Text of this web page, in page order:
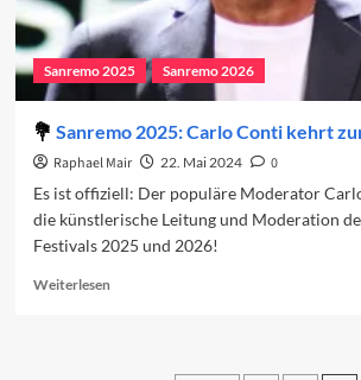
Sanremo 2025 Sanremo 2026
Sanremo 2025: Carlo Conti kehrt
Raphael Mair 22. Mai 2024
0
Es ist offiziell: Der populäre Moderator
die künstlerische Leitung und Moderation
Festivals 2025 und 2026!
WeiterlesenRead